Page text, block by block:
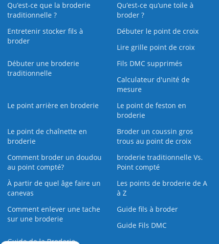
Qu’est-ce que la broderie
traditionnelle ?
Qu’est‑ce qu’une toile à
broder ?
Entretenir stocker fils à
broder
Débuter le point de croix
Lire grille point de croix
Débuter une broderie
traditionnelle
Fils DMC supprimés
Calculateur d'unité de
mesure
Le point arrière en broderie
Le point de feston en
broderie
Le point de chaînette en
broderie
Broder un coussin gros
trous au point de croix
Comment broder un doudou
au point compté?
broderie traditionnelle Vs.
Point compté
À partir de quel âge faire un
canevas
Les points de broderie de A
à Z
Comment enlever une tache
sur une broderie
Guide fils à broder
Guide Fils DMC
Guide de la Broderie